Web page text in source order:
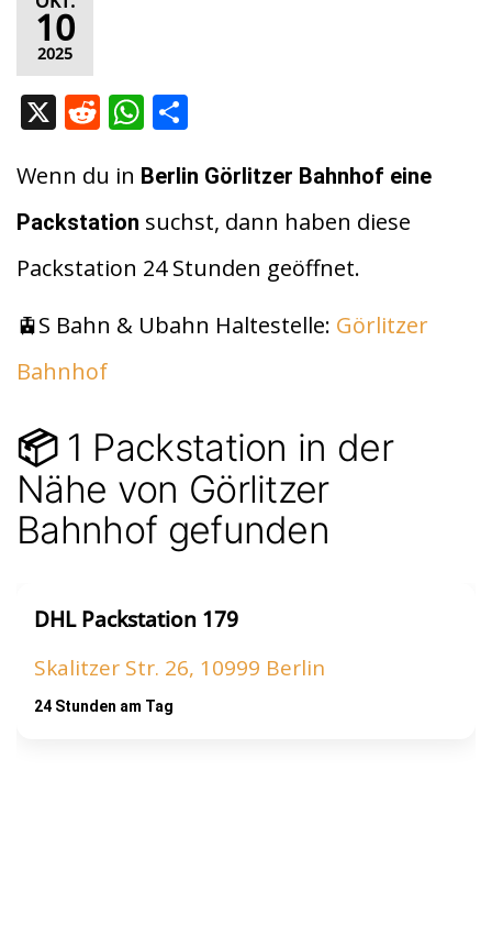
10
2025
X R
d
di
t
W
at
s
A
p
p
le
n
Wenn du in Berlin Görlitzer Bahnhof eine
Packstation suchst, dann haben diese
Packstation 24 Stunden geöffnet.
🚊S Bahn & Ubahn Haltestelle: Görlitzer
Bahnhof
📦1 Packstation in der
Nähe von Görlitzer
Bahnhof gefunden
DHL Packstation 179
Skalitzer Str. 26, 10999 Berlin
24 Stunden am Tag